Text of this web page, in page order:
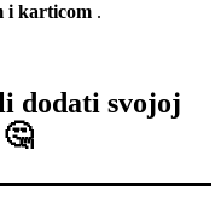
i karticom .
dodati svojoj